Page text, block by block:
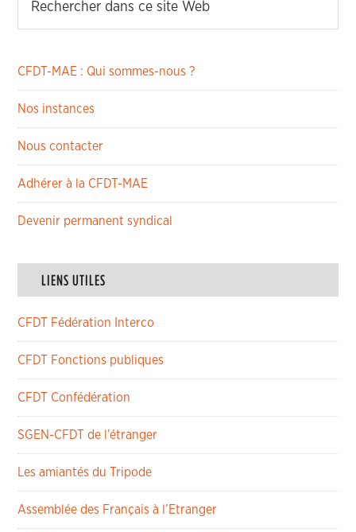
CFDT-MAE : Qui sommes-nous ?
Nos instances
Nous contacter
Adhérer à la CFDT-MAE
Devenir permanent syndical
LIENS UTILES
CFDT Fédération Interco
CFDT Fonctions publiques
CFDT Confédération
SGEN-CFDT de l’étranger
Les amiantés du Tripode
Assemblée des Français à l’Etranger